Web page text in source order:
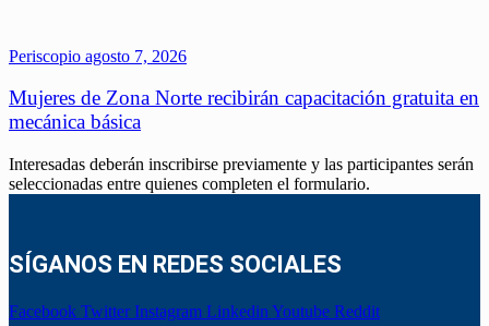
Periscopio agosto 7, 2026
Mujeres de Zona Norte recibirán capacitación gratuita en
mecánica básica
Interesadas deberán inscribirse previamente y las participantes serán
seleccionadas entre quienes completen el formulario.
SÍGANOS EN REDES SOCIALES
Facebook Twitter Instagram Linkedin Youtube Reddit